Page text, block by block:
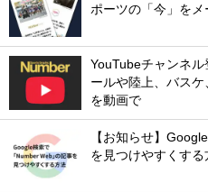
ポーツの「今」をメ
YouTubeチャンネ
ールや陸上、バス
を動画で
【お知らせ】
を見つけやすくする